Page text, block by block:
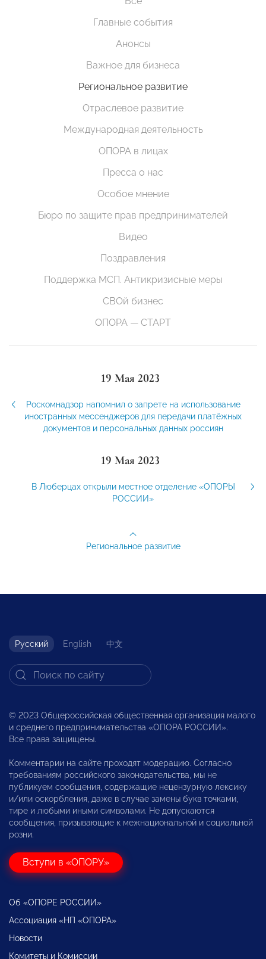
Главные события
Анонсы
Важное для бизнеса
Региональное развитие
Отраслевое развитие
Международная деятельность
ОПОРА в лицах
Пресса о нас
Особое мнение
Бюро по защите прав предпринимателей
Видео
Поздравления
Поддержка МСП. Антикризисные меры
СВОй бизнес
ОПОРА — СТАРТ
19 Мая 2023
Роскомнадзор напомнил о запрете на использование
иностранных мессенджеров для передачи платёжных
документов и персональных данных россиян
19 Мая 2023
В Люберцах открыли местное отделение «ОПОРЫ
РОССИИ»
Региональное развитие
Русский English 中文
© 2023 Общероссийская общественная организация малого
и среднего предпринимательства «ОПОРА РОССИИ».
Все права защищены.
Комментарии на сайте проходят модерацию. Согласно
требованиям российского законодательства, мы не
публикуем сообщения, содержащие нецензурную лексику
и/или оскорбления, даже в случае замены букв точками,
тире и любыми иными символами. Не допускаются
сообщения, призывающие к межнациональной и социальной
розни.
Вступи в «ОПОРУ»
Об «ОПОРЕ РОССИИ»
Ассоциация «НП «ОПОРА»
Новости
Комитеты и Комиссии